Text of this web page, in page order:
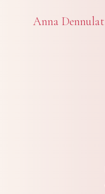
Anna Dennulat